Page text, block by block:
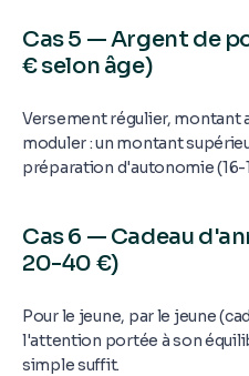
Cas 5 — Argent de
€ selon âge)
Versement régulier, montant
moduler : un montant
préparation d'autonomie (16-
Cas 6 — Cadeau
20-40 €)
Pour le jeune, par le jeune
l'attention portée à son
simple suffit.